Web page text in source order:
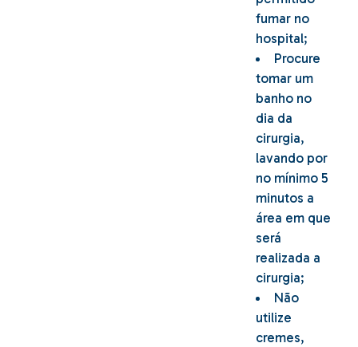
fumar no
hospital;
Procure
tomar um
banho no
dia da
cirurgia,
lavando por
no mínimo 5
minutos a
área em que
será
realizada a
cirurgia;
Não
utilize
cremes,